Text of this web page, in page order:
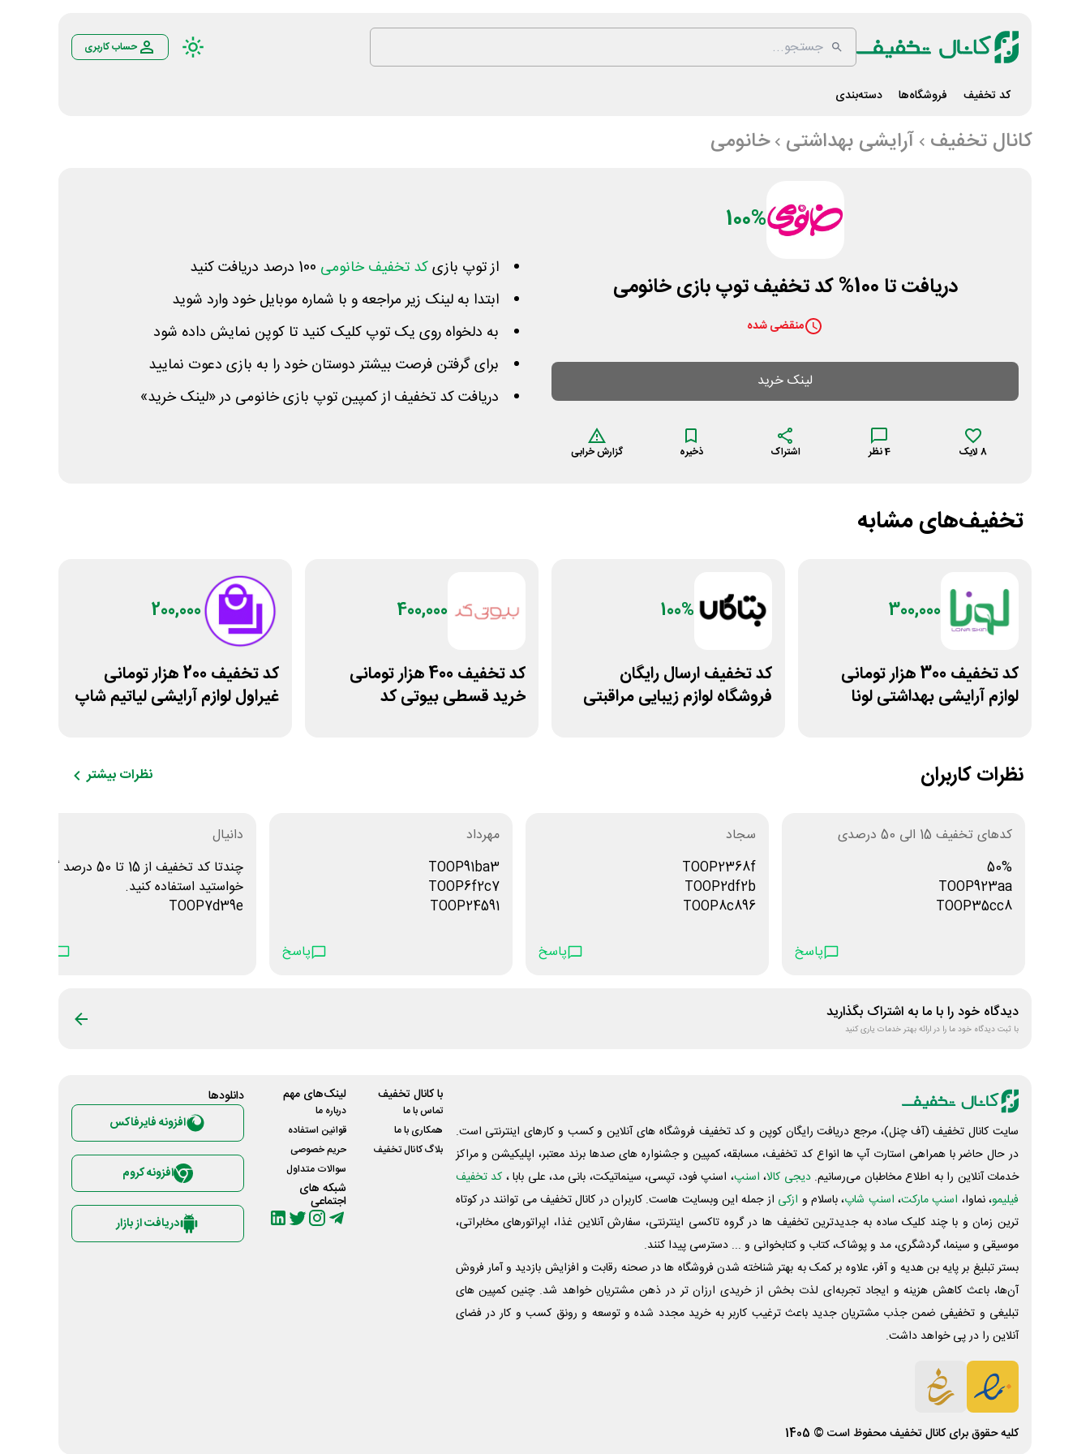
حساب کاربری
کد تخفیف فروشگاه‌ها دسته‌بندی
کانال تخفیف آرایشی بهداشتی خانومی
100%
دریافت تا 100% کد تخفیف توپ بازی خانومی
منقضی شده
لینک خرید
8 لایک 4نظر اشتراک ذخیره گزارش خرابی
از توپ بازیکد تخفیف خانومی
ابتدا به لینک زیر مراجعه و با شماره موبایل خود وارد شوید
به دلخواه روی یک توپ کلیک کنید تا کوپن نمایش داده شود
برای گرفتن فرصت بیشتر دوستان خود را به بازی دعوت نمایید
دریافت کد تخفیف از کمپین توپ بازی خانومی در «لینک خرید»
تخفیف‌های مشابه
300,000
کد تخفیف 300 هزار تومانی
لوازم آرایشی بهداشتی لونا
100%
کد تخفیف ارسال رایگان
فروشگاه لوازم زیبایی مراقبتی
400,000
کد تخفیف 400 هزار تومانی
خرید قسطی بیوتی کد
200,000
کد تخفیف 200 هزار تومانی
غیراول لوازم آرایشی لیاتیم شاپ
نظرات کاربران نظرات بیشتر
کدهای تخفیف 15 الی 50 درصدی
50%
TOOP923aa
TOOP35cc8
40%
TOOPc9b4a
TOOPa2155
TOOP2c0ee
TOOPafebc
TOOP703a0
TOOPefc6e
TOOP45f35
TOOPba1aa
TOOP6eeb5
TOOP39292
30%
TOOPf0778
TOOP375d3
TOOP90370
TOOP108cf
TOOP7f077
پاسخ
سجاد
TOOP2368f
TOOP2df2b
TOOP8c896
پاسخ
مهرداد
TOOP91ba3
TOOP6f2c7
TOOP24591
پاسخ
دانیال
چندتا کد تخفیف از 15 تا 50 درصد گرفتم.
خواستید استفاده کنید.
TOOP7d39e
دیدگاه خود را با ما به اشتراک بگذارید
با ثبت دیدگاه خود ما را در ارائه بهتر خدمات یاری کنید
سایت کانال تخفیف (آف چنل)، مرجع دریافت رایگان کوپن و کد تخفیف فروشگاه های آنلاین و کسب و‌ کارهای اینترنتی است.
در حال حاضر با همراهی استارت آپ ها انواع کد تخفیف، مسابقه، کمپین و جشنواره های صدها برند معتبر، اپلیکیشن و مراکز
خدمات آنلاین را به اطلاع مخاطبان می‌رسانیم. دیجی کالا، اسنپ، اسنپ فود، تپسی، سینماتیکت، بانی مد، علی‌ بابا ، کد تخفیف
فیلیمو، نماوا، اسنپ مارکت، اسنپ شاپ، باسلام و ازکی از جمله این وبسایت ‌هاست. کاربران در کانال تخفیف می توانند در کوتاه
ترین زمان و با چند کلیک ساده به جدیدترین تخفیف ها در گروه تاکسی اینترنتی، سفارش آنلاین غذا، اپراتورهای مخابراتی،
موسیقی و سینما، گردشگری، مد و پوشاک، کتاب و کتابخوانی و ... دسترسی پیدا کنند.
بستر تبلیغ بر پایه بن هدیه و آفر، علاوه بر کمک به بهتر شناخته شدن فروشگاه ها در صحنه رقابت و افزایش بازدید و آمار فروش
آن‌ها، باعث کاهش هزینه و ایجاد تجربه‌ای لذت بخش از خریدی ارزان تر در ذهن مشتریان خواهد شد. چنین کمپین های
تبلیغی و تخفیفی ضمن جذب مشتریان جدید باعث ترغیب کاربر به خرید مجدد شده و توسعه و رونق کسب و کار در فضای
آنلاین را در پی خواهد داشت.
با کانال تخفیف
تماس با ما
همکاری با ما
بلاگ کانال تخفیف
لینک‌های مهم
درباره ما
قوانین استفاده
حریم خصوصی
سوالات متداول
شبکه های
اجتماعی
دانلود‌ها
افزونه فایرفاکس
افزونه کروم
دریافت از بازار
کلیه حقوق برای کانال تخفیفمحفوظ است © 1405